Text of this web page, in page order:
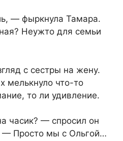
— фыркнула Тамара.
Неужто для семьи
с сестры на жену.
мелькнуло что-то
то ли удивление.
часик? — спросил он
— Просто мы с Ольгой…